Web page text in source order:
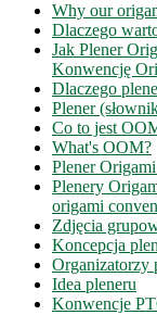
Why our
Dlaczego
Jak Plener
Konwencję
Dlaczego
Plener
Co to jest
What's OOM?
Plener
Plenery
origami
Zdjęcia
Koncepcja
Organizatorzy
Idea pleneru
Konwencje